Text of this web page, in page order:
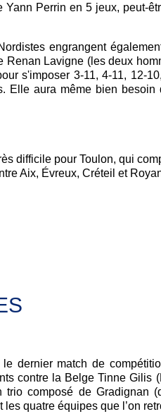
Perrin en 5 jeux, peut-
engrangent
Lavigne (les deux
s'imposer 3-11, 4-11, 12-
Elle aura même bien
difficile pour Toulon, qui
Aix, Évreux, Créteil et
dernier match de
contre la Belge Tinne
composé de Gradignan
quatre équipes que l’on